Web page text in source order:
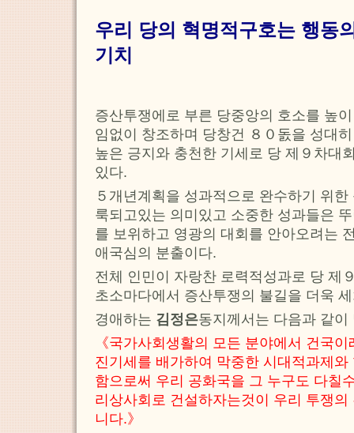
우리 당의 혁명적구호는 행동
기치
증산투쟁에로 부른 당중앙의 호소를 높
임없이 창조하며 당창건 ８０돐을 성대
높은 긍지와 충천한 기세로 당 제９차대
있다.
５개년계획을 성과적으로 완수하기 위
룩되고있는 의미있고 소중한 성과들은
를 보위하고 영광의 대회를 안아오려는
애국심의 분출이다.
전체 인민이 자랑찬 로력적성과로 당 제
초소마다에서 증산투쟁의 불길을 더욱
경애하는 김정은동지께서는 다음과 같이
《국가사회생활의 모든 분야에서 건국
진기세를 배가하여 막중한 시대적과제
함으로써 우리 공화국을 그 누구도 다칠
리상사회로 건설하자는것이 우리 투쟁
니다.》